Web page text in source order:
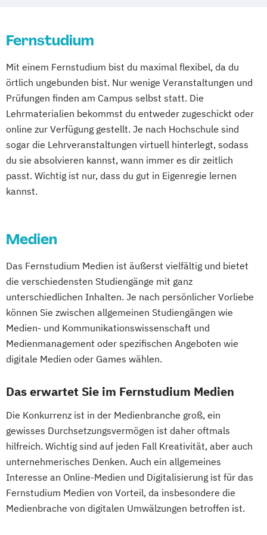
Kommunikation und Medienmanagement
Lebensmittelmanagement und -
technologie
Lernpsychologie und integrative
Lerntherapie
Management
Management im Gesundheitswesen
Medien- und Kommunikationsmanagement
Online Marketing
Personalpsychologie und Human Resource
Management
Pflege
Pharmamanagement und -technologie
Praxis- und Versorgungsmanagement
Prozess- und Projektmanagement
Psychologie Pädagogik
Soziale Arbeit
Soziale Arbeit im Online-Abendstudium
Sozialmanagement Sozialwissenschaften
Sustainability Management
Therapiewissenschaften - Ergotherapie
Therapiewissenschaften - Logopädie
Therapiewissenschaften - Physiotherapie
UX & Service Design UX-Design
Digitale Transformation kompakt
Einführung in die Elektrotechnik
Einführung in die IT-Sicherheit
Elektrische und hybride Antriebe
Elektro- und Informationstechnik
Elektrotechnik
Energieerzeugung aus Biomasse
Energieingenieurwesen
Energiespeichertechnik
Engineering Management
Game Development
Gestaltung interaktiver Systeme
IT-Sicherheit Industriedesign
Informatik Ingenieurpsychologie
Innovations- und Technologiemanagement
(M. Sc.)
Kommunikationsdesign
Lebensmittelverfahrenstechnik
Leit- und Sicherungstechnik
Maschinenbau
Maschinenbau (M. Eng.) 3 oder 4 Semester
Materials Science
Elektrotechnik (Akademiestudium)
Literatur
Fachanwaltsausbildung Strafrecht
Finanzbetriebswirt/in
Geschichte Europas - Epochen
Umbrüche
Verflechtungen
Governance
Hagener Zertifikatsstudium Management
IT-Betriebswirt/in Informatik
Marketingbetriebswirt/in
Medizinische Ethik
Philosophie - Philosophie im europäischen
Kontext
Politikwissenschaft
Verwaltungswissenschaft Soziologie
Praktische Informatik
Recht für Patentanwältinnen und
Gegenwartsgesellschaft
Sportrecht
Steuer- und Rechtsbetriebswirt/in
Steuerstrafrecht Umweltmanager(in)
Umweltwissenschaften Volkswirtschaft
Fernstudium
Mit einem Fernstudium bist du maximal flexibel, da du
örtlich ungebunden bist. Nur wenige Veranstaltungen und
Prüfungen finden am Campus selbst statt. Die
Lehrmaterialien bekommst du entweder zugeschickt oder
online zur Verfügung gestellt. Je nach Hochschule sind
sogar die Lehrveranstaltungen virtuell hinterlegt, sodass
du sie absolvieren kannst, wann immer es dir zeitlich
passt. Wichtig ist nur, dass du gut in Eigenregie lernen
kannst.
Medien
Das Fernstudium Medien ist äußerst vielfältig und bietet
die verschiedensten Studiengänge mit ganz
unterschiedlichen Inhalten. Je nach persönlicher Vorliebe
können Sie zwischen allgemeinen Studiengängen wie
Medien- und Kommunikationswissenschaft und
Medienmanagement oder spezifischen Angeboten wie
digitale Medien oder Games wählen.
Das erwartet Sie im Fernstudium Medien
Die Konkurrenz ist in der Medienbranche groß, ein
gewisses Durchsetzungsvermögen ist daher oftmals
hilfreich. Wichtig sind auf jeden Fall Kreativität, aber auch
unternehmerisches Denken. Auch ein allgemeines
Interesse an Online-Medien und Digitalisierung ist für das
Fernstudium Medien von Vorteil, da insbesondere die
Medienbrache von digitalen Umwälzungen betroffen ist.